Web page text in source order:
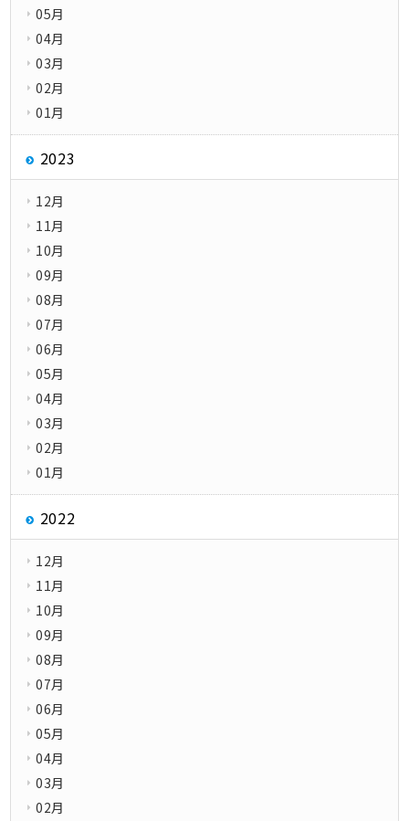
05月
04月
03月
02月
01月
2023
12月
11月
10月
09月
08月
07月
06月
05月
04月
03月
02月
01月
2022
12月
11月
10月
09月
08月
07月
06月
05月
04月
03月
02月